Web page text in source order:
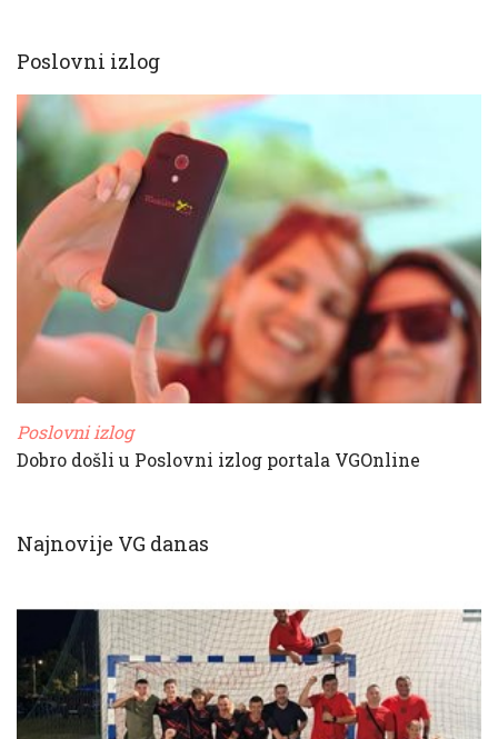
Poslovni izlog
Poslovni izlog
Dobro došli u Poslovni izlog portala VGOnline
Najnovije VG danas